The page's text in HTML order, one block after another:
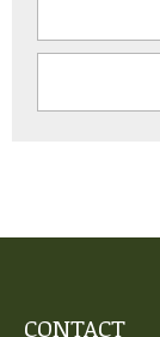
CONTACT